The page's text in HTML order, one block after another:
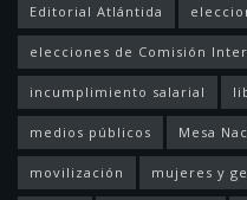
Editorial Atlántida
elecciones de Comisión
incumplimiento salarial
medios públicos Mesa
movilización mujeres y